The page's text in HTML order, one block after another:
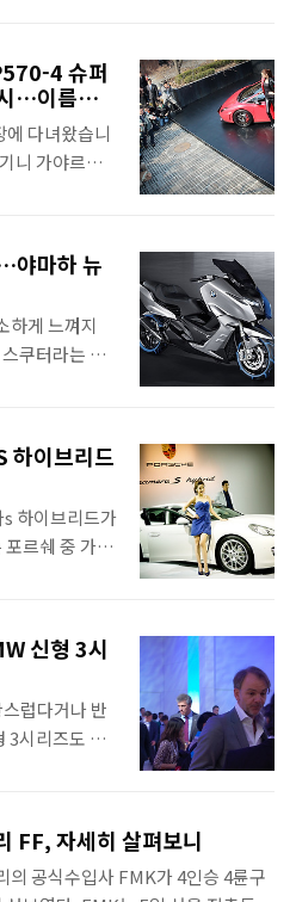
하며, 최고 속
래는 보도자
세라티 공식수
‘그란카브리
링크는 : 씨스타가 함께 한 벨로스터
4 슈퍼
…이름이
다녀왔습니
니 가야르도
르도는 이 차
이렇게 생
라고 부릅니
르시엘라
합니다. 하지
는 무르시엘라
4 이 복잡
작명법인데
의 약자입..
야마하 뉴
하게 느껴지
쿠터라는 단
달려봐야 짱
떠울리실 수
크와 스쿠터
다. 250cc 이
입니다. 이 스
상시키면서
게 됩니다. 이
높아졌는지 그
런 바이크를
하이브리드
하이브리드가
르쉐 중 가장
보다는 세단
하던, 절대 만
드 기술 또한
드는 미국 시
다 눈에 먼저
잘 나가는 레
이 오타가 아
신형 3시
럽다거나 반
3시리즈도 너
니고, 이런 더
니쿠페를 벌
FF, 자세히 살펴보니
의 공식수입사 FMK가 4인승 4륜구